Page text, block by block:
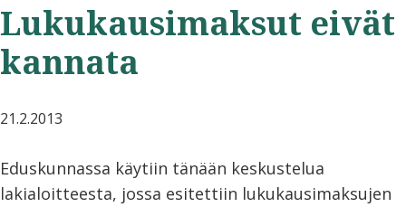
Lukukausimaksut eivät
kannata
21.2.2013
Eduskunnassa käytiin tänään keskustelua
lakialoitteesta, jossa esitettiin lukukausimaksujen